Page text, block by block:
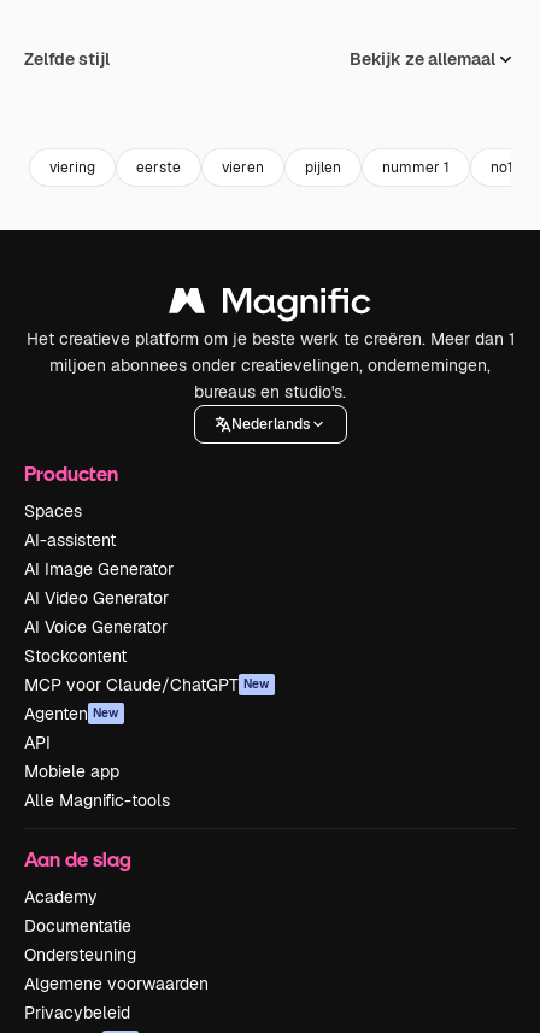
Zelfde stijl Bekijk ze allemaal
viering eerste vieren pijlen nummer 1 no1
Het creatieve platform om je beste werk te creëren. Meer dan 1
miljoen abonnees onder creatievelingen, ondernemingen,
bureaus en studio's.
Nederlands
Producten
Spaces
AI-assistent
AI Image Generator
AI Video Generator
AI Voice Generator
Stockcontent
MCP voor Claude/ChatGPT New
Agenten New
API
Mobiele app
Alle Magnific-tools
Aan de slag
Academy
Documentatie
Ondersteuning
Algemene voorwaarden
Privacybeleid